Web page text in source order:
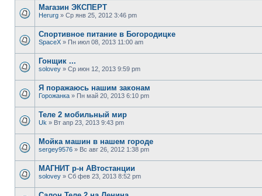
Магазин ЭКСПЕРТ
Herurg » Ср янв 25, 2012 3:46 pm
Спортивное питание в Богородицке
SpaceX » Пн июл 08, 2013 11:00 am
Гонщик ...
solovey » Ср июн 12, 2013 9:59 pm
Я поражаюсь нашим законам
Горожанка » Пн май 20, 2013 6:10 pm
Теле 2 мобильный мир
Uk » Вт апр 23, 2013 9:43 pm
Мойка машин в нашем городе
sergey9576 » Вс авг 26, 2012 1:38 pm
МАГНИТ р-н АВтостанции
solovey » Сб фев 23, 2013 8:52 pm